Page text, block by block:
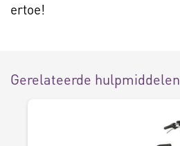
ertoe!
Gerelateerde hulpmiddelen